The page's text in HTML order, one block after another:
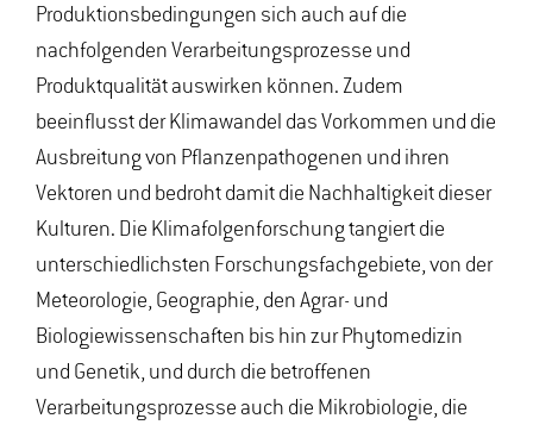
Produktionsbedingungen sich auch auf die
nachfolgenden Verarbeitungsprozesse und
Produktqualität auswirken können. Zudem
beeinflusst der Klimawandel das Vorkommen und die
Ausbreitung von Pflanzenpathogenen und ihren
Vektoren und bedroht damit die Nachhaltigkeit dieser
Kulturen. Die Klimafolgenforschung tangiert die
unterschiedlichsten Forschungsfachgebiete, von der
Meteorologie, Geographie, den Agrar- und
Biologiewissenschaften bis hin zur Phytomedizin
und Genetik, und durch die betroffenen
Verarbeitungsprozesse auch die Mikrobiologie, die